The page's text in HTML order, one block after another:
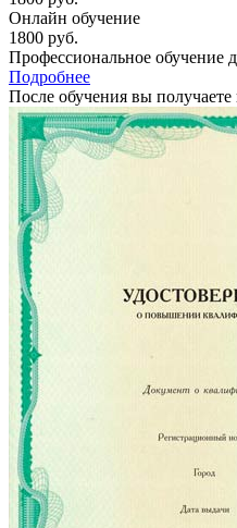
Онлайн обучение
1800 руб.
Профессиональное обучение
Подробнее
После обучения вы